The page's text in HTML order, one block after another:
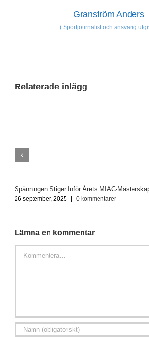
Granström Anders
(Sportjournalist och ansvarig
Relaterade inlägg
Spänningen Stiger Inför Årets MIAC-
26 september, 2025 0 kommentarer
Lämna en kommentar